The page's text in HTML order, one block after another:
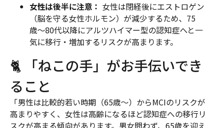
女性は後半に注意： 女性は閉経後にエストロゲン
（脳を守る女性ホルモン）が減少するため、75
歳〜80代以降にアルツハイマー型の認知症へと一
気に移行・増加するリスクが高まります。
🐈 「ねこの手」がお手伝いでき
ること
「男性は比較的若い時期（65歳〜）からMCIのリスクが
高まりやすく、女性は高齢になるほど認知症への移行リ
スクが高まる傾向があります。男女問わず、65歳を迎え